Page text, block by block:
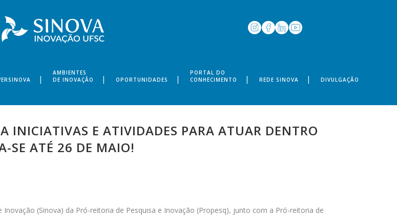
AMBIENTES
DE INOVAÇÃO
OPORTUNIDADES
PORTAL DO
CONHECIMENTO
REDE SINOVA DIVULGAÇÃO
INICIATIVAS E ATIVIDADES PARA ATUAR DENTRO
SE ATÉ 26 DE MAIO!
Inovação (Sinova) da Pró-reitoria de Pesquisa e Inovação (Propesq), junto com a Pró-reitoria de